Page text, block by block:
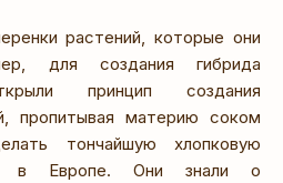
растений, которые они
для создания гибрида
принцип создания
пропитывая материю соком
тончайшую хлопковую
в Европе. Они знали о